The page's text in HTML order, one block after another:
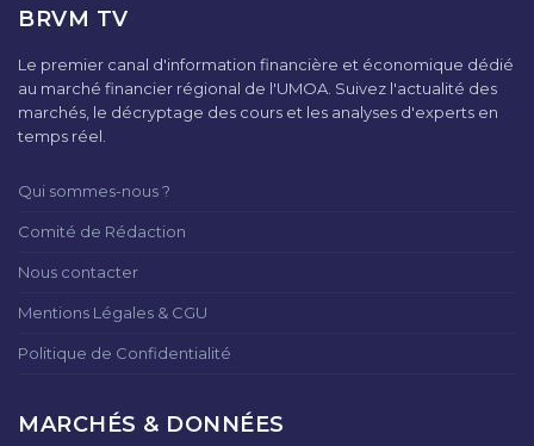
BRVM TV
Le premier canal d'information financière et économique dédié
au marché financier régional de l'UMOA. Suivez l'actualité des
marchés, le décryptage des cours et les analyses d'experts en
temps réel.
Qui sommes-nous ?
Comité de Rédaction
Nous contacter
Mentions Légales & CGU
Politique de Confidentialité
MARCHÉS & DONNÉES